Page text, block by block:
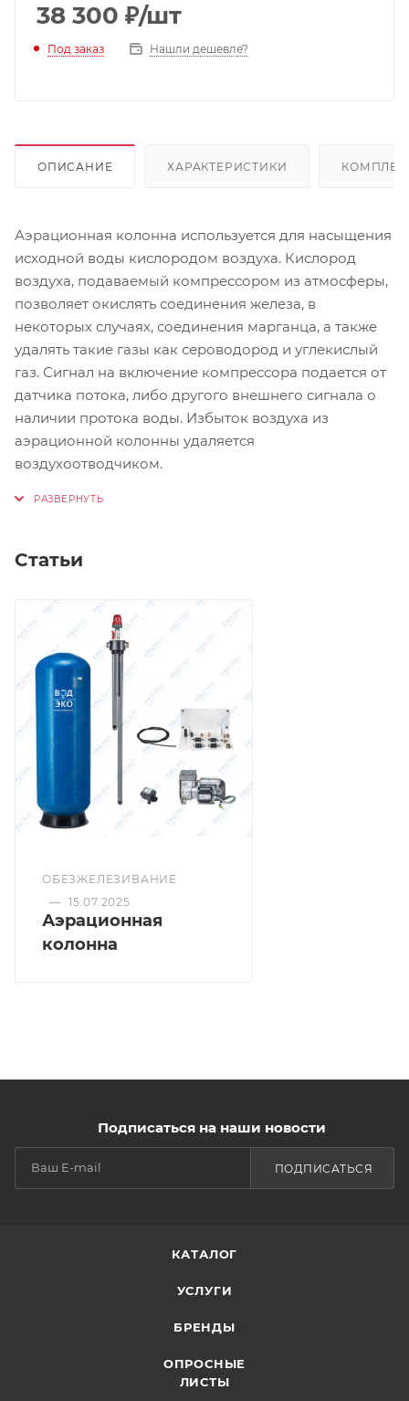
38 300 ₽/шт
Под заказ Нашли дешевле?
ОПИСАНИЕ ХАРАКТЕРИСТИКИ
Аэрационная колонна используется для насыщения
исходной воды кислородом воздуха. Кислород
воздуха, подаваемый компрессором из атмосферы,
позволяет окислять соединения железа, в
некоторых случаях, соединения марганца, а также
удалять такие газы как сероводород и углекислый
газ. Сигнал на включение компрессора подается от
датчика потока, либо другого внешнего сигнала о
наличии протока воды. Избыток воздуха из
аэрационной колонны удаляется
воздухоотводчиком.
Статьи
ОБЕЗЖЕЛЕЗИВАНИЕ
— 15.07.2025
Аэрационная
колонна
Подписаться на наши новости
ПОДПИСАТЬСЯ
КАТАЛОГ
УСЛУГИ
БРЕНДЫ
ОПРОСНЫЕ
ЛИСТЫ